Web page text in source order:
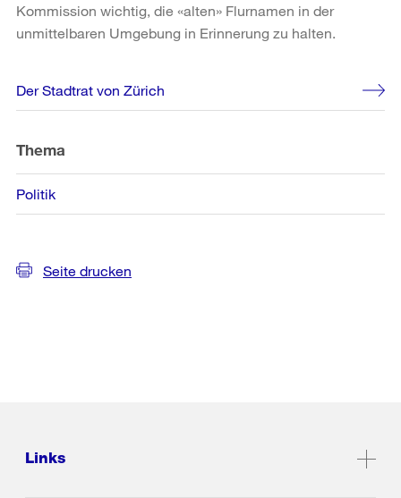
Kommission wichtig, die «alten» Flurnamen in der
unmittelbaren Umgebung in Erinnerung zu halten.
Weitere
Informationen
Der Stadtrat von Zürich
Thema
Politik
Seite drucken
Links